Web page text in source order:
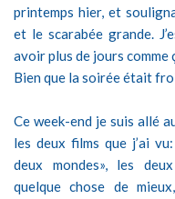
printemps hier, et
et le scarabée grande.
avoir plus de jours comme
Bien que la soirée était
Ce week-end je suis allé
les deux films que j’ai
deux mondes», les
quelque chose de